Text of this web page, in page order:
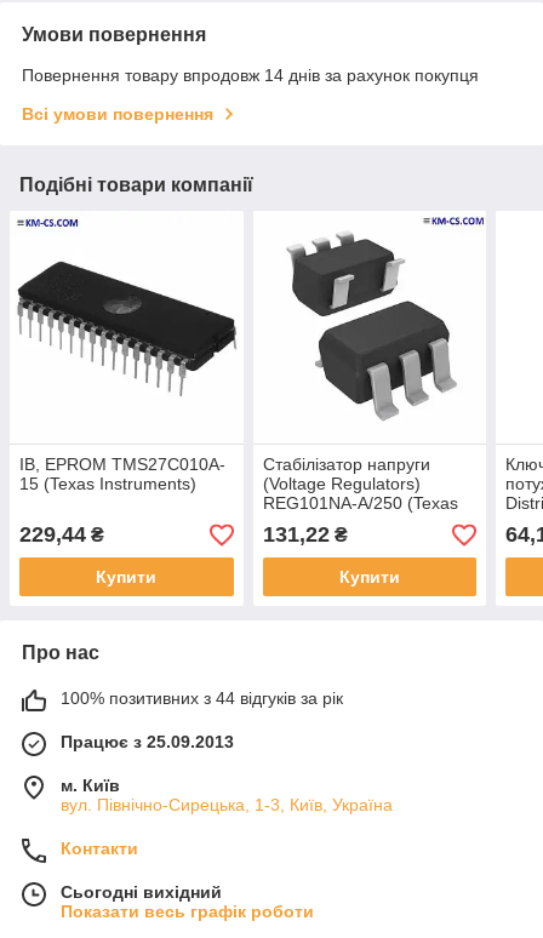
Умови повернення
Повернення товару впродовж 14 днів за рахунок покупця
Всі умови повернення
Подібні товари компанії
ІВ, EPROM TMS27C010A-
15 (Texas Instruments)
229,44 ₴
Купити
Стабілізатор напруги
(Voltage Regulators)
REG101NA-A/250 (Texas
instruments)
131,22₴
Купити
Про нас
100% позитивних з 44 відгуків за рік
Працює з 25.09.2013
м. Київ
вул. Північно-Сирецька, 1-3, Київ, Україна
Контакти
Сьогодні вихідний
Показати весь графік роботи